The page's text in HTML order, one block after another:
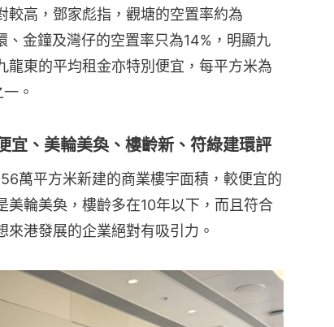
較高，鄧家彪指，觀塘的空置率約為
金鐘及灣仔的空置率只為14%，明顯九
龍東的平均租金亦特別便宜，每平方米為
。
宜、美輪美奐、樓齡新、符綠建環評
萬平方米新建的商業樓宇面積，較便宜的
美輪美奐，樓齡多在10年以下，而且符合
港發展的企業絕對有吸引力。